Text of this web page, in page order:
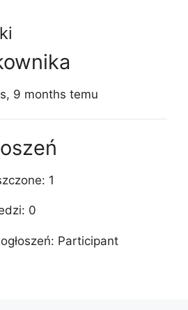
9 months temu
1
0
Participant